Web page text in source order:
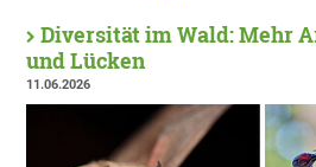
Diversität im Wald: Mehr
und Lücken
11.06.2026